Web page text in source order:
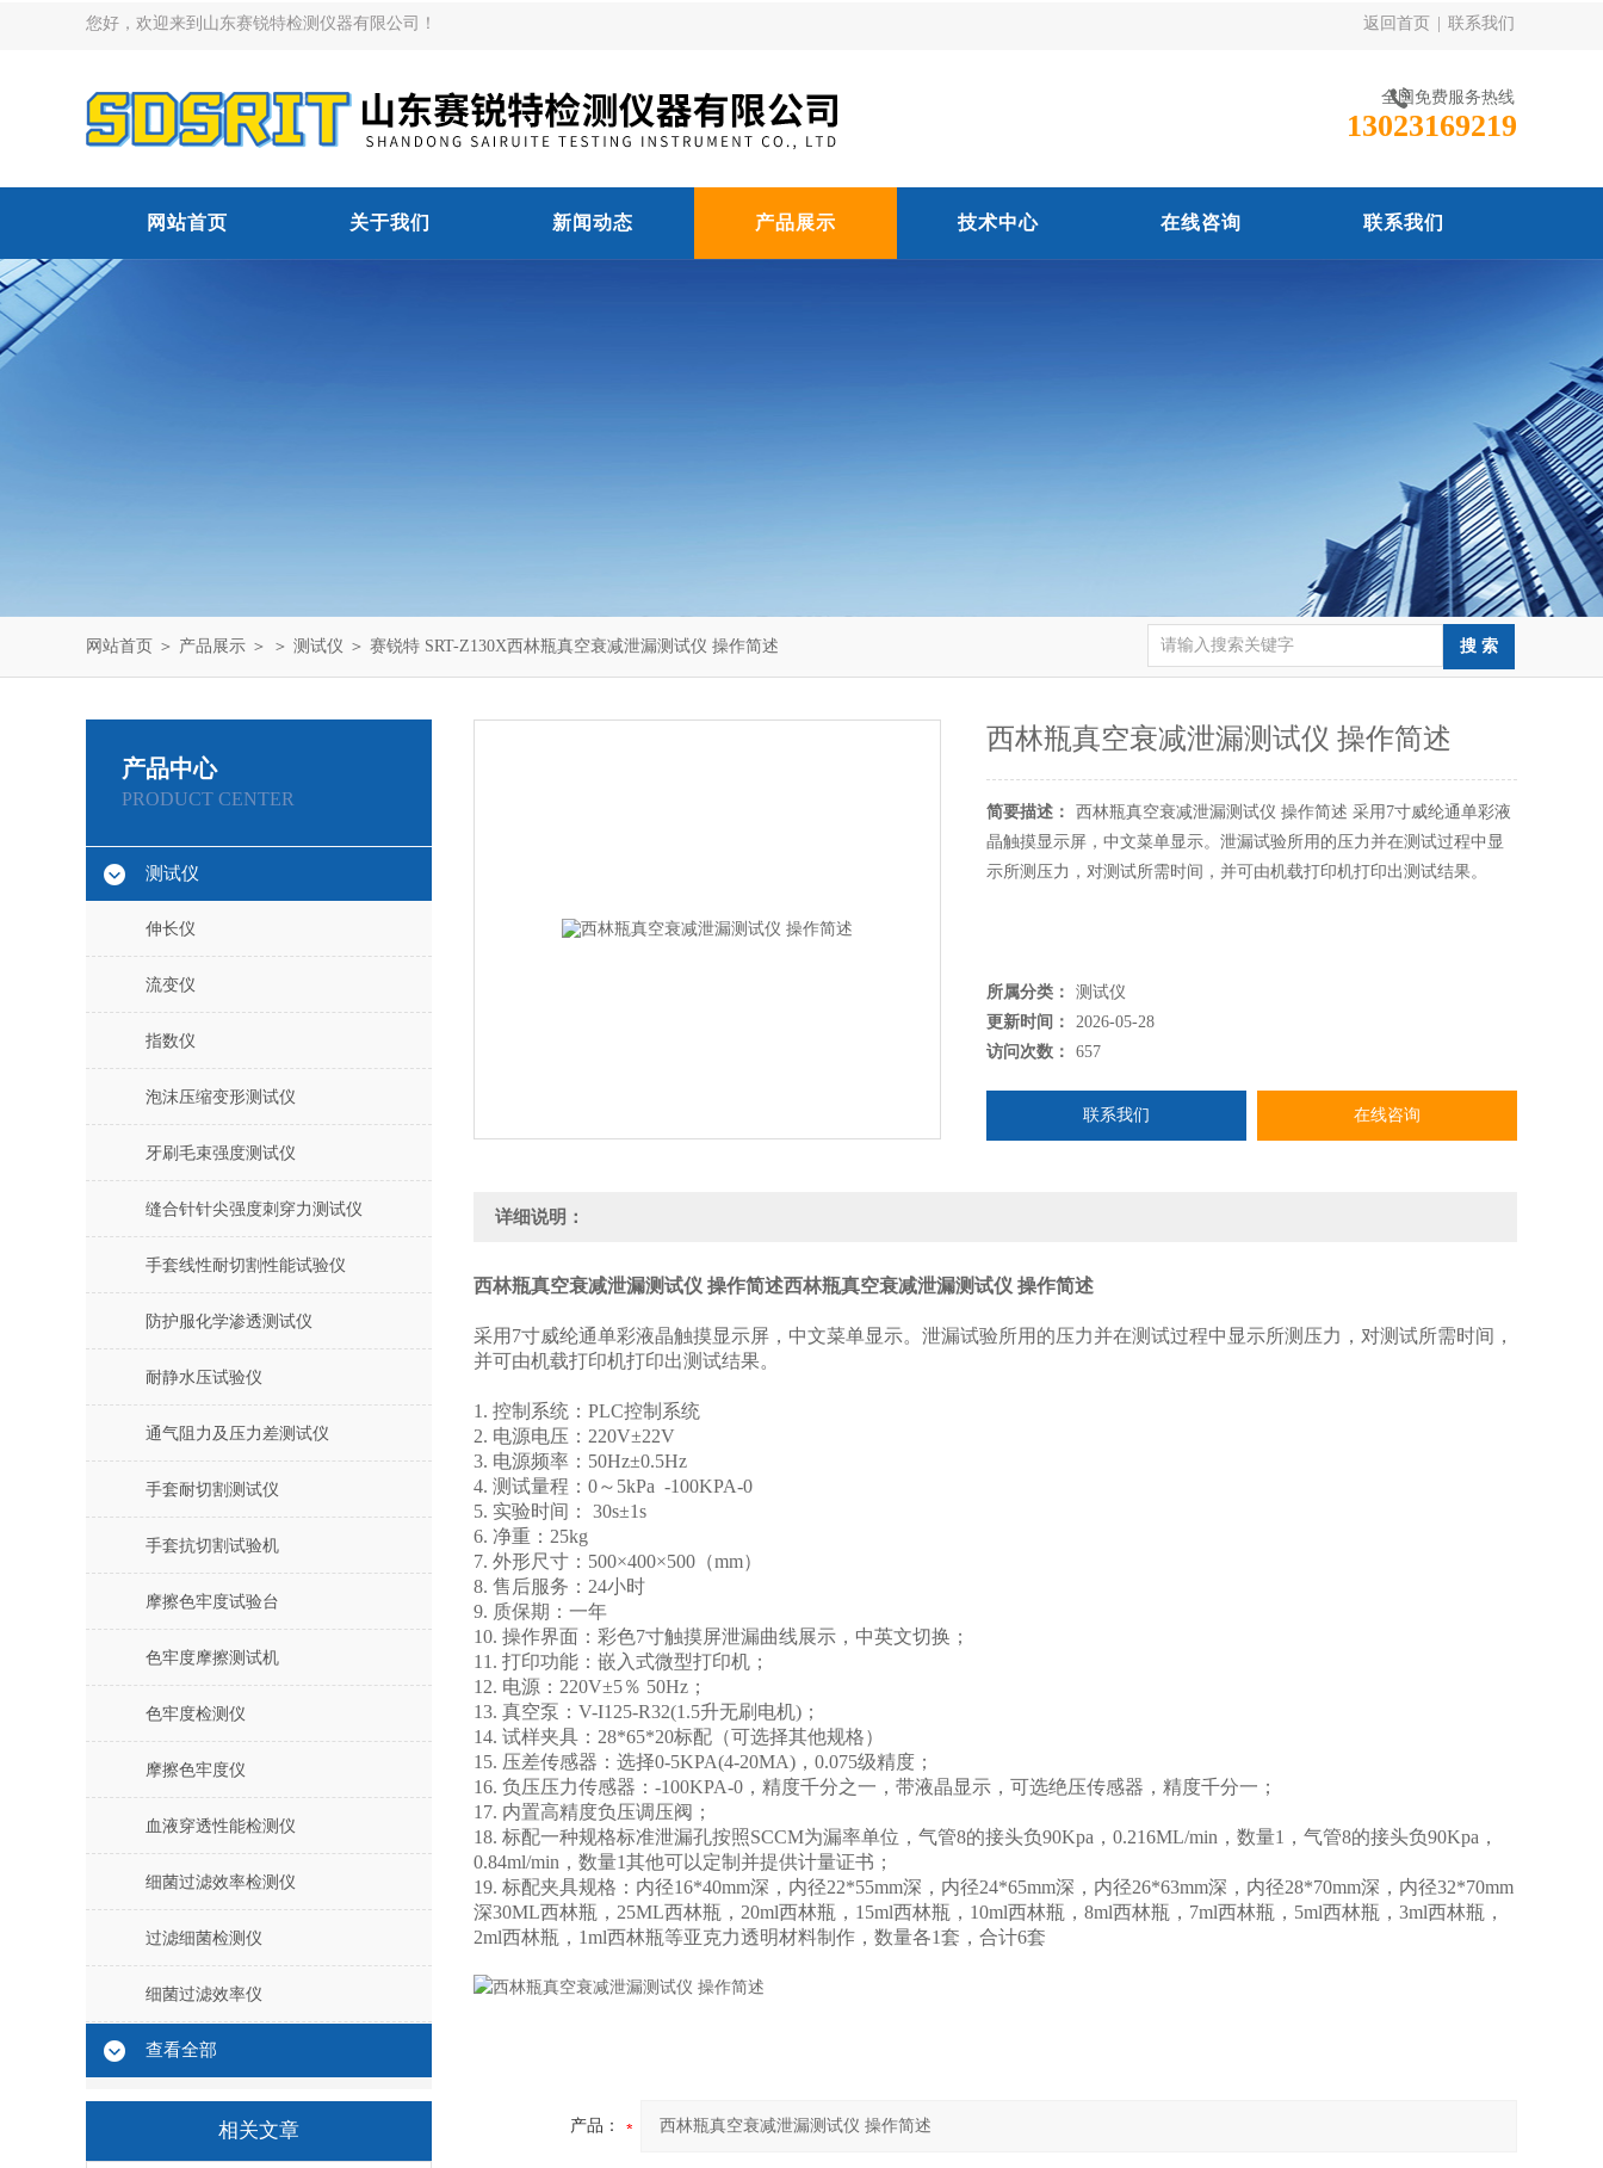
您好，欢迎来到山东赛锐特检测仪器有限公司！ 返回首页 联系我们
全国免费服务热线
13023169219
网站首页 关于我们 新闻动态 产品展示 技术中心 在线咨询 联系我们
网站首页 ＞ 产品展示 ＞ ＞ 测试仪 ＞ 赛锐特 SRT-Z130X西林瓶真空衰减泄漏测试仪 操作简述
产品中心
PRODUCT CENTER
测试仪
伸长仪
流变仪
指数仪
泡沫压缩变形测试仪
牙刷毛束强度测试仪
缝合针针尖强度刺穿力测试仪
手套线性耐切割性能试验仪
防护服化学渗透测试仪
耐静水压试验仪
通气阻力及压力差测试仪
手套耐切割测试仪
手套抗切割试验机
摩擦色牢度试验台
色牢度摩擦测试机
色牢度检测仪
摩擦色牢度仪
血液穿透性能检测仪
细菌过滤效率检测仪
过滤细菌检测仪
细菌过滤效率仪
查看全部
相关文章
西林瓶真空衰减泄漏测试仪 操作简述
简要描述：
西林瓶真空衰减泄漏测试仪 操作简述 采用7寸威纶通单彩液
晶触摸显示屏，中文菜单显示。泄漏试验所用的压力并在测试过程中显
示所测压力，对测试所需时间，并可由机载打印机打印出测试结果。
所属分类：
测试仪
更新时间：
2026-05-28
访问次数：
657
联系我们 在线咨询
详细说明：
西林瓶真空衰减泄漏测试仪 操作简述西林瓶真空衰减泄漏测试仪 操作简述
采用7寸威纶通单彩液晶触摸显示屏，中文菜单显示。泄漏试验所用的压力并在测试过程中显示所测压力，对测试所需时间，
并可由机载打印机打印出测试结果。
1. 控制系统：PLC控制系统
2. 电源电压：220V±22V
3. 电源频率：50Hz±0.5Hz
4. 测试量程：0～5kPa -100KPA-0
5. 实验时间： 30s±1s
6. 净重：25kg
7. 外形尺寸：500×400×500（mm）
8. 售后服务：24小时
9. 质保期：一年
10. 操作界面：彩色7寸触摸屏泄漏曲线展示，中英文切换；
11. 打印功能：嵌入式微型打印机；
12. 电源：220V±5％ 50Hz；
13. 真空泵：V-I125-R32(1.5升无刷电机)；
14. 试样夹具：28*65*20标配（可选择其他规格）
15. 压差传感器：选择0-5KPA(4-20MA)，0.075级精度；
16. 负压压力传感器：-100KPA-0，精度千分之一，带液晶显示，可选绝压传感器，精度千分一；
17. 内置高精度负压调压阀；
18. 标配一种规格标准泄漏孔按照SCCM为漏率单位，气管8的接头负90Kpa，0.216ML/min，数量1，气管8的接头负90Kpa，
0.84ml/min，数量1其他可以定制并提供计量证书；
19. 标配夹具规格：内径16*40mm深，内径22*55mm深，内径24*65mm深，内径26*63mm深，内径28*70mm深，内径32*70mm
深30ML西林瓶，25ML西林瓶，20ml西林瓶，15ml西林瓶，10ml西林瓶，8ml西林瓶，7ml西林瓶，5ml西林瓶，3ml西林瓶，
2ml西林瓶，1ml西林瓶等亚克力透明材料制作，数量各1套，合计6套
产品：